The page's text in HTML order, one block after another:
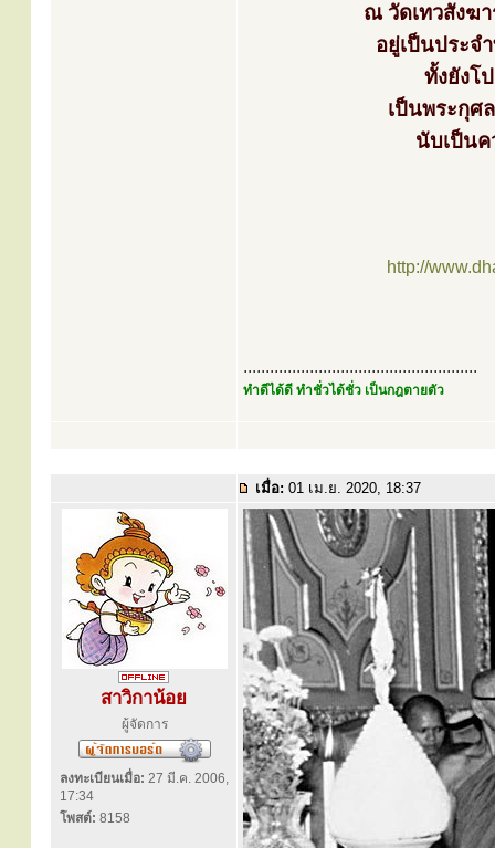
ณ วัดเทวสังฆ
อยู่เป็นประจ
ทั้งยังโ
เป็นพระกุศ
นับเป็นค
http://
.....................................................
ทำดีได้ดี ทำชั่วได้ชั่ว เป็นกฎตายตัว
เมื่อ: 01 เม.ย. 2020, 18:37
สาวิกาน้อย
ผู้จัดการ
ลงทะเบียนเมื่อ: 27 มี.ค. 2006,
17:34
โพสต์: 8158